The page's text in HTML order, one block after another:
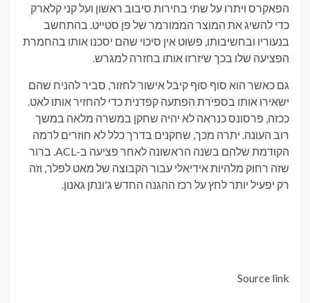
הפאקרס ויתרו על שתי בחירות סיבוב ראשון ועל קני קלארק
כדי להשיג את המוצר הממורמר של פן סטייט. בהתחשב
בנעוריו ובחשיבותו, פשוט אין סיכוי שהם יסכנו אותו בהחמרת
הפציעה שלו בכך שיזרזו אותו בחזרה למגרש.
גם כאשר הוא סוף סוף קיבל אישור לחזור, סביר להניח שהם
ישאירו אותו בספירת הפתעה קפדנית כדי להחזיר אותו לאט.
ככזה, פרסונס כנראה לא יהיה שחקן במשרה מלאה במשך
רוב העונה. יתרה מכך, שחקנים בדרך כלל לא חוזרים לרמה
הקודמת שלהם בשנה הראשונה לאחר פציעה ב-ACL. ברור
שזה רחוק מלהיות אידיאלי עבור הקבוצה של מאט לפלר, וזה
רק יפעיל יותר לחץ על רכז ההגנה החדש ג'ונתן גאנון.
Source link